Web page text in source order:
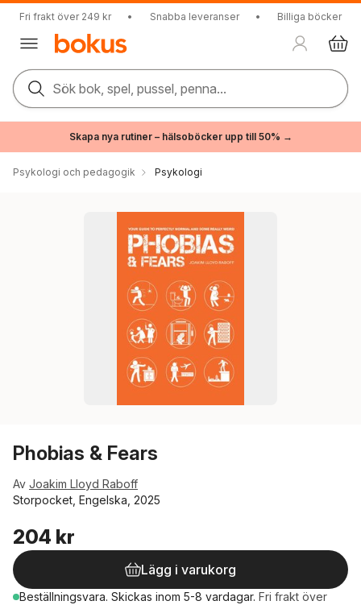
Fri frakt över 249 kr • Snabba leveranser • Billiga böcker
Sök bok, spel, pussel, penna...
Skapa nya rutiner – hälsoböcker upp till 50% →
Psykologi och pedagogik Psykologi
Phobias & Fears
Av Joakim Lloyd Raboff
Storpocket, Engelska, 2025
204 kr
Lägg i varukorg
Beställningsvara. Skickas inom 5-8 vardagar. Fri frakt över